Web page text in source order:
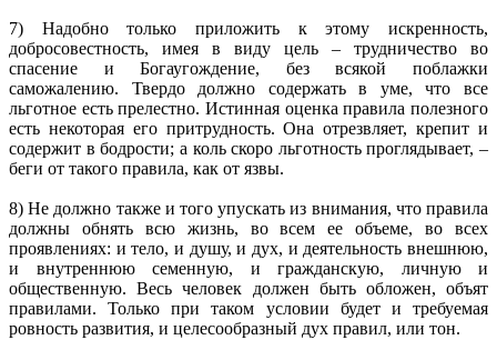
7) Надобно только приложить к этому искренность,
добросовестность, имея в виду цель – трудничество во
спасение и Богаугождение, без всякой поблажки
саможалению. Твердо должно содержать в уме, что все
льготное есть прелестно. Истинная оценка правила полезного
есть некоторая его притрудность. Она отрезвляет, крепит и
содержит в бодрости; а коль скоро льготность проглядывает, –
беги от такого правила, как от язвы.
8) Не должно также и того упускать из внимания, что правила
должны обнять всю жизнь, во всем ее объеме, во всех
проявлениях: и тело, и душу, и дух, и деятельность внешнюю,
и внутреннюю семенную, и гражданскую, личную и
общественную. Весь человек должен быть обложен, объят
правилами. Только при таком условии будет и требуемая
ровность развития, и целесообразный дух правил, или тон.